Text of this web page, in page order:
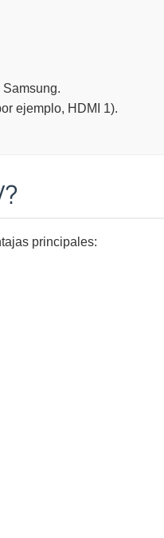
ejemplo, HDMI 1).
principales: